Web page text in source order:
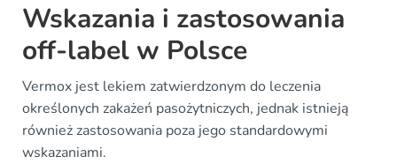
Wskazania i zastosowania
off-label w Polsce
Vermox jest lekiem zatwierdzonym do leczenia
określonych zakażeń pasożytniczych, jednak istnieją
również zastosowania poza jego standardowymi
wskazaniami.